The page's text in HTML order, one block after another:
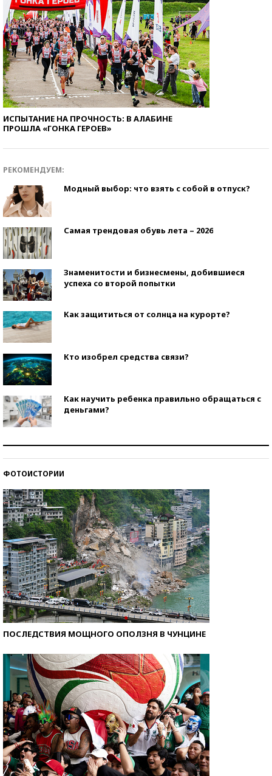
ИСПЫТАНИЕ НА ПРОЧНОСТЬ: В АЛАБИНЕ
ПРОШЛА «ГОНКА ГЕРОЕВ»
РЕКОМЕНДУЕМ:
Модный выбор: что взять с собой в отпуск?
Самая трендовая обувь лета – 2026
Знаменитости и бизнесмены, добившиеся
успеха со второй попытки
Как защититься от солнца на курорте?
Кто изобрел средства связи?
Как научить ребенка правильно обращаться с
деньгами?
ФОТОИСТОРИИ
ПОСЛЕДСТВИЯ МОЩНОГО ОПОЛЗНЯ В ЧУНЦИНЕ